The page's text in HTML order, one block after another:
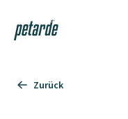
Zur Startseite
Zurück